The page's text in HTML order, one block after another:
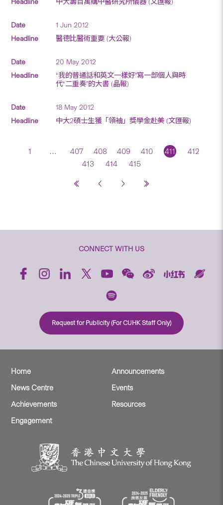
1 Jun 2012
醫德比醫術重要 (大公報)
20 May 2012
“我的普通話和英文一樣好”寫一部個人與時
代“二重奏”的大書 (晶報)
18 May 2012
中大2碩士生獲「領袖」獎學金赴美 (文匯報)
1 … 407 408 409 410 411
412
413
414 415
CONNECT WITH US
Request for Publicity (For CUHK Staff Only)
Home
Announcements
News Centre
Events
Achievements
Resources
Engagement